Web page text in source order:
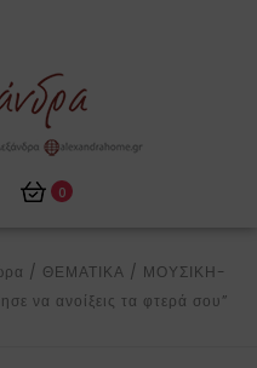
0
/ ΘΕΜΑΤΙΚΑ / ΜΟΥΣΙΚΗ-
να ανοίξεις τα φτερά σου”